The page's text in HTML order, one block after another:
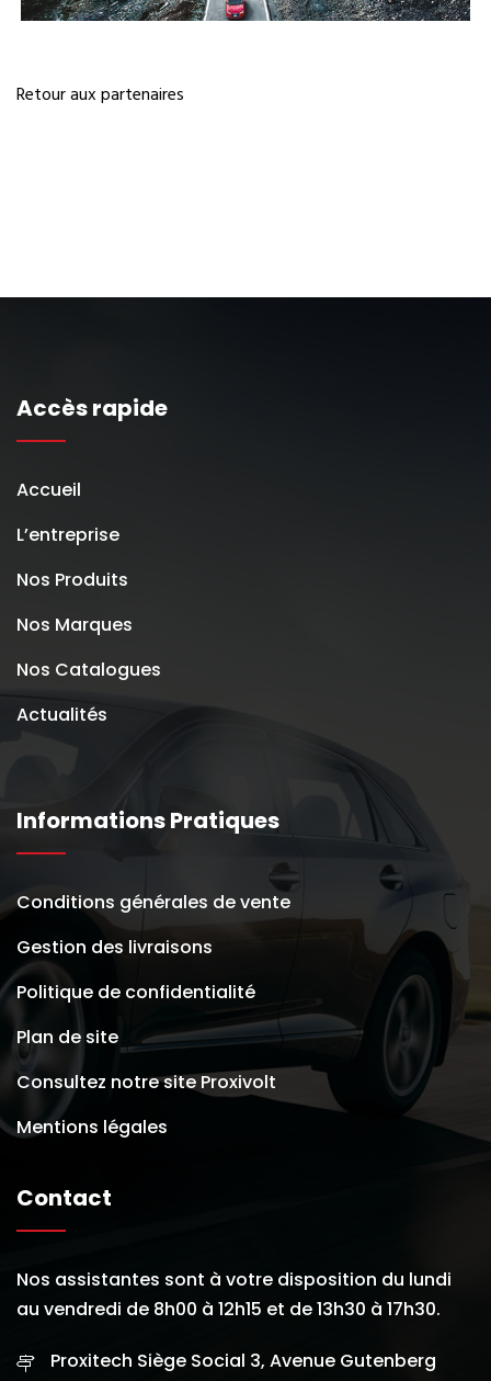
Retour aux partenaires
Accès rapide
Accueil
L’entreprise
Nos Produits
Nos Marques
Nos Catalogues
Actualités
Informations Pratiques
Conditions générales de vente
Gestion des livraisons
Politique de confidentialité
Plan de site
Consultez notre site Proxivolt
Mentions légales
Contact
Nos assistantes sont à votre disposition du lundi
au vendredi de 8h00 à 12h15 et de 13h30 à 17h30.
Proxitech Siège Social 3, Avenue Gutenberg